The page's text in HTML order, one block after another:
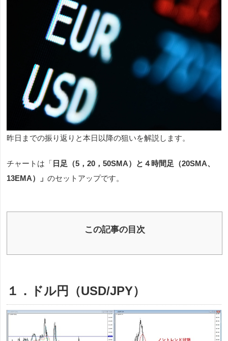
昨日までの振り返りと本日以降の狙いを解説します。
チャートは「 日足（5，20，50SMA）と４ 時間足（20SMA、
13EMA）」 のセットアップです。
この記事の目次
１．ドル円（USD/JPY）